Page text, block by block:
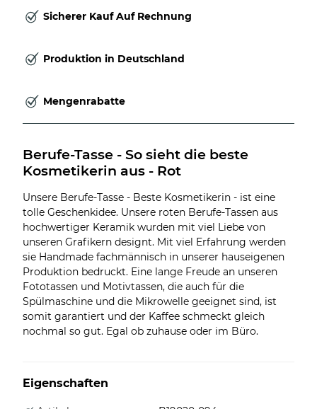
Sicherer Kauf Auf Rechnung
Produktion in Deutschland
Mengenrabatte
Berufe-Tasse - So sieht die beste
Kosmetikerin aus - Rot
Unsere Berufe-Tasse - Beste Kosmetikerin - ist eine
tolle Geschenkidee. Unsere roten Berufe-Tassen aus
hochwertiger Keramik wurden mit viel Liebe von
unseren Grafikern designt. Mit viel Erfahrung werden
sie Handmade fachmännisch in unserer hauseigenen
Produktion bedruckt. Eine lange Freude an unseren
Fototassen und Motivtassen, die auch für die
Spülmaschine und die Mikrowelle geeignet sind, ist
somit garantiert und der Kaffee schmeckt gleich
nochmal so gut. Egal ob zuhause oder im Büro.
Eigenschaften